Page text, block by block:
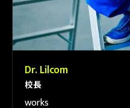
Dr. Lilcom
校長
works